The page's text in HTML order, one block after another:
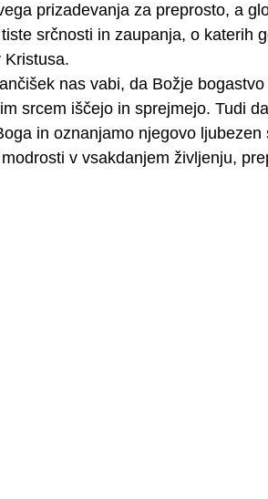
prizadevanja za preprosto, a
srčnosti in zaupanja, o katerih
Kristusa.
nas vabi, da Božje
srcem iščejo in sprejmejo. Tudi
in oznanjamo njegovo
v vsakdanjem življenju,